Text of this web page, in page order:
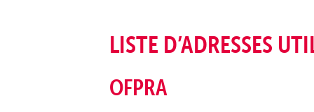
LISTE D’ADRESSES
OFPRA